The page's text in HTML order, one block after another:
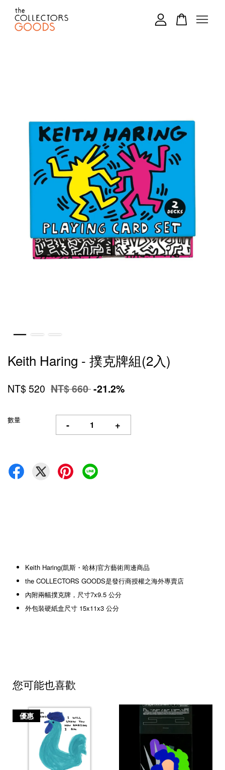
Keith Haring - 撲克牌組(2入)
NT$ 520 NT$ 660-21.2%
數量 - +
Keith Haring(凱斯・哈林)官方藝術周邊商品
the COLLECTORS GOODS是發行商授權之海外專賣店
內附兩幅撲克牌，尺寸7x9.5 公分
外包裝硬紙盒尺寸 15x11x3 公分
您可能也喜歡
優惠